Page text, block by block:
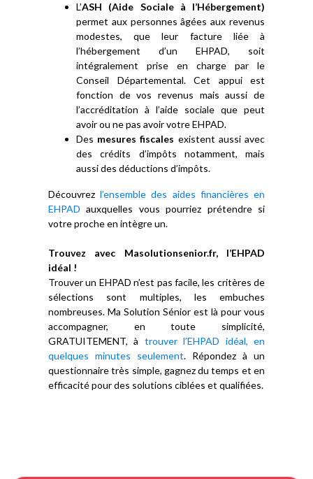
L’ASH (Aide Sociale à l’Hébergement)
permet aux personnes âgées aux revenus
modestes, que leur facture liée à
l’hébergement d’un EHPAD, soit
intégralement prise en charge par le
Conseil Départemental. Cet appui est
fonction de vos revenus mais aussi de
l’accréditation à l’aide sociale que peut
avoir ou ne pas avoir votre EHPAD.
Des mesures fiscales existent aussi avec
des crédits d’impôts notamment, mais
aussi des déductions d’impôts.
Découvrezl’ensemble des aides financières en
EHPADauxquelles vous pourriez prétendre si
votre proche en intègre un.
Trouvez avec Masolutionsenior.fr, l’EHPAD
idéal !
Trouver un EHPAD n’est pas facile, les critères de
sélections sont multiples, les embuches
nombreuses. Ma Solution Sénior est là pour vous
accompagner, en toute simplicité,
GRATUITEMENT, à trouver l’EHPAD idéal, en
quelques minutes seulement. Répondez à un
questionnaire très simple, gagnez du temps et en
efficacité pour des solutions ciblées et qualifiées.